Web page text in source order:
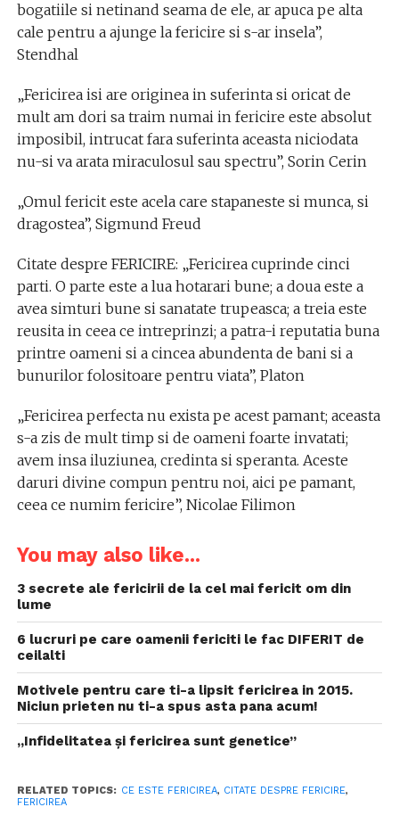
bogatiile si netinand seama de ele, ar apuca pe alta
cale pentru a ajunge la fericire si s-ar insela”,
Stendhal
„Fericirea isi are originea in suferinta si oricat de
mult am dori sa traim numai in fericire este absolut
imposibil, intrucat fara suferinta aceasta niciodata
nu-si va arata miraculosul sau spectru”, Sorin Cerin
„Omul fericit este acela care stapaneste si munca, si
dragostea”, Sigmund Freud
Citate despre FERICIRE: „Fericirea cuprinde cinci
parti. O parte este a lua hotarari bune; a doua este a
avea simturi bune si sanatate trupeasca; a treia este
reusita in ceea ce intreprinzi; a patra-i reputatia buna
printre oameni si a cincea abundenta de bani si a
bunurilor folositoare pentru viata”, Platon
„Fericirea perfecta nu exista pe acest pamant; aceasta
s-a zis de mult timp si de oameni foarte invatati;
avem insa iluziunea, credinta si speranta. Aceste
daruri divine compun pentru noi, aici pe pamant,
ceea ce numim fericire”, Nicolae Filimon
You may also like...
3 secrete ale fericirii de la cel mai fericit om din
lume
6 lucruri pe care oamenii fericiti le fac DIFERIT de
ceilalti
Motivele pentru care ti-a lipsit fericirea in 2015.
Niciun prieten nu ti-a spus asta pana acum!
„Infidelitatea și fericirea sunt genetice”
RELATED TOPICS: CE ESTE FERICIREA, CITATE DESPRE FERICIRE,
FERICIREA